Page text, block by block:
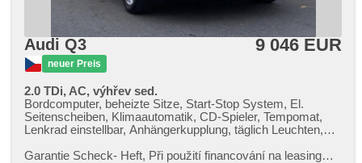
Audi Q3
neuer Preis
9 046 EUR
2.0 TDi, AC, výhřev sed.
Bordcomputer, beheizte Sitze, Start-Stop System, El.
Seitenscheiben, Klimaautomatik, CD-Spieler, Tempomat,
Lenkrad einstellbar, Anhängerkupplung, täglich Leuchten,
Scheinwerferwaschanlagen, Servolenkung,
Garantie Scheck​- Heft,​ Při použití financování na leasing